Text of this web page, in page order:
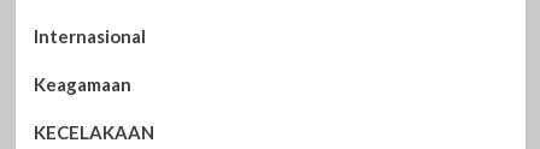
Internasional
Keagamaan
KECELAKAAN